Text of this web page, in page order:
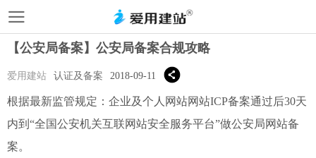
【公安局备案】公安局备案合规攻略
爱用建站 认证及备案 2018-09-11
根据最新监管规定：企业及个人网站网站ICP备案通过后30天
内到“全国公安机关互联网站安全服务平台”做公安局网站备
案。